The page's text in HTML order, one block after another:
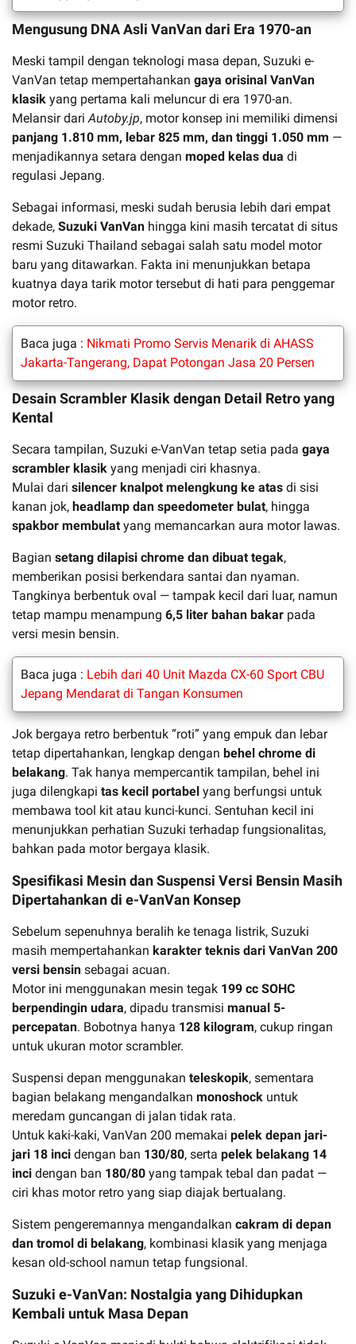
Mengusung DNA Asli VanVan dari Era 1970-an
Meski tampil dengan teknologi masa depan, Suzuki e-
VanVan tetap mempertahankan gaya orisinal VanVan
klasik yang pertama kali meluncur di era 1970-an.
Melansir dari Autoby.jp, motor konsep ini memiliki dimensi
panjang 1.810 mm, lebar 825 mm, dan tinggi 1.050 mm —
menjadikannya setara dengan moped kelas dua di
regulasi Jepang.
Sebagai informasi, meski sudah berusia lebih dari empat
dekade, Suzuki VanVan hingga kini masih tercatat di situs
resmi Suzuki Thailand sebagai salah satu model motor
baru yang ditawarkan. Fakta ini menunjukkan betapa
kuatnya daya tarik motor tersebut di hati para penggemar
motor retro.
Baca juga : Nikmati Promo Servis Menarik di AHASS
Jakarta-Tangerang, Dapat Potongan Jasa 20 Persen
Desain Scrambler Klasik dengan Detail Retro yang
Kental
Secara tampilan, Suzuki e-VanVan tetap setia pada gaya
scrambler klasik yang menjadi ciri khasnya.
Mulai dari silencer knalpot melengkung ke atas di sisi
kanan jok, headlamp dan speedometer bulat, hingga
spakbor membulat yang memancarkan aura motor lawas.
Bagian setang dilapisi chrome dan dibuat tegak,
memberikan posisi berkendara santai dan nyaman.
Tangkinya berbentuk oval — tampak kecil dari luar, namun
tetap mampu menampung 6,5 liter bahan bakar pada
versi mesin bensin.
Baca juga : Lebih dari 40 Unit Mazda CX-60 Sport CBU
Jepang Mendarat di Tangan Konsumen
Jok bergaya retro berbentuk “roti” yang empuk dan lebar
tetap dipertahankan, lengkap dengan behel chrome di
belakang. Tak hanya mempercantik tampilan, behel ini
juga dilengkapi tas kecil portabel yang berfungsi untuk
membawa tool kit atau kunci-kunci. Sentuhan kecil ini
menunjukkan perhatian Suzuki terhadap fungsionalitas,
bahkan pada motor bergaya klasik.
Spesifikasi Mesin dan Suspensi Versi Bensin Masih
Dipertahankan di e-VanVan Konsep
Sebelum sepenuhnya beralih ke tenaga listrik, Suzuki
masih mempertahankan karakter teknis dari VanVan 200
versi bensin sebagai acuan.
Motor ini menggunakan mesin tegak 199 cc SOHC
berpendingin udara, dipadu transmisi manual 5-
percepatan. Bobotnya hanya 128 kilogram, cukup ringan
untuk ukuran motor scrambler.
Suspensi depan menggunakan teleskopik, sementara
bagian belakang mengandalkan monoshock untuk
meredam guncangan di jalan tidak rata.
Untuk kaki-kaki, VanVan 200 memakai pelek depan jari-
jari 18 inci dengan ban 130/80, serta pelek belakang 14
inci dengan ban 180/80 yang tampak tebal dan padat —
ciri khas motor retro yang siap diajak bertualang.
Sistem pengeremannya mengandalkan cakram di depan
dan tromol di belakang, kombinasi klasik yang menjaga
kesan old-school namun tetap fungsional.
Suzuki e-VanVan: Nostalgia yang Dihidupkan
Kembali untuk Masa Depan